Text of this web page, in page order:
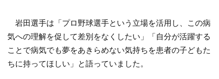
岩田選手は「プロ野球選手という立場を活用し、この病
気への理解を促して差別をなくしたい」「自分が活躍する
ことで病気でも夢をあきらめない気持ちを患者の子どもた
ちに持ってほしい」と語っていました。